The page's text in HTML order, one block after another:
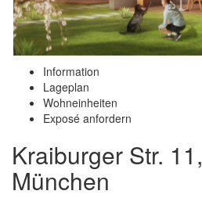
Information
Lageplan
Wohneinheiten
Exposé anfordern
Kraiburger Str.
München